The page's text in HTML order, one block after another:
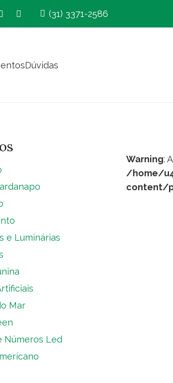
(31) 3371-2586
Dúvidas
Warning:
/home/
content/
e Luminárias
Mar
Números Led